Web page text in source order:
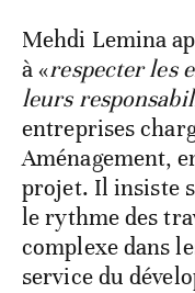
Mehdi Lemina
à «respecter les
leurs
entreprises
Aménagement,
projet. Il insiste
le rythme des
complexe dans
service du